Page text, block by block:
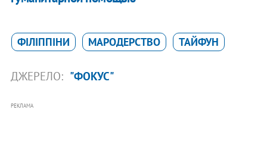
ФІЛІППІНИ МАРОДЕРСТВО ТАЙФУН
ДЖЕРЕЛО: "ФОКУС"
РЕКЛАМА